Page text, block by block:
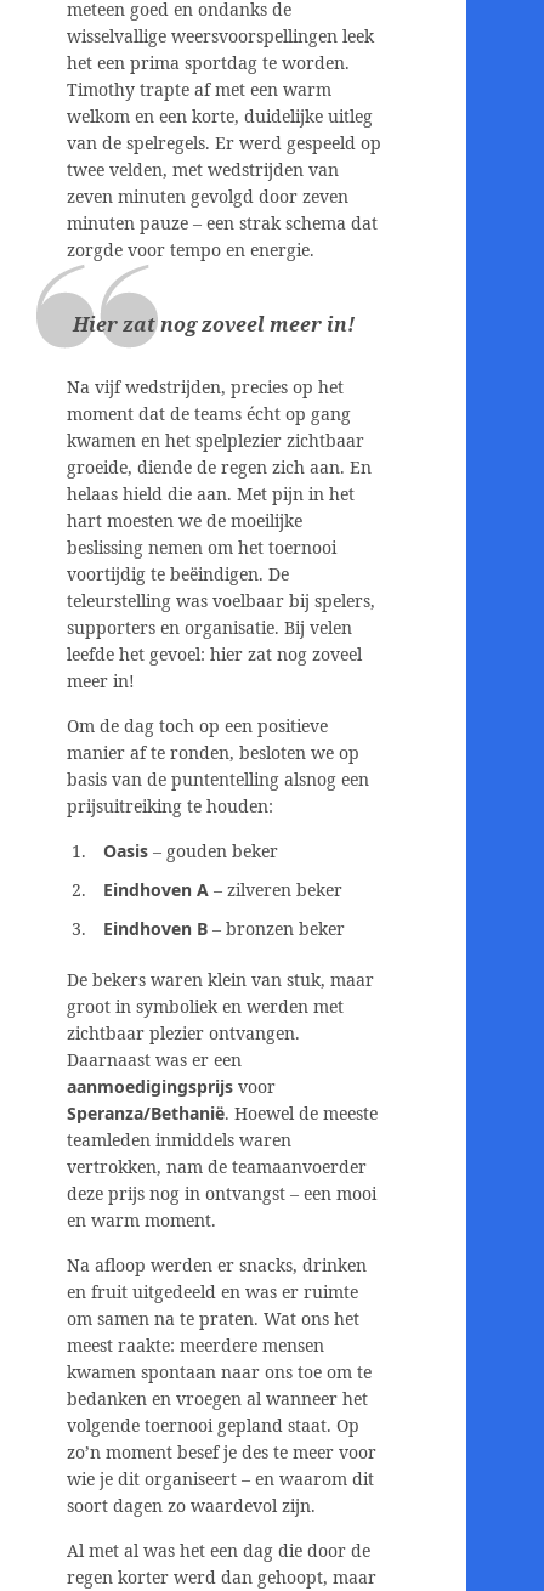
meteen goed en ondanks de
wisselvallige weersvoorspellingen leek
het een prima sportdag te worden.
Timothy trapte af met een warm
welkom en een korte, duidelijke uitleg
van de spelregels. Er werd gespeeld op
twee velden, met wedstrijden van
zeven minuten gevolgd door zeven
minuten pauze – een strak schema dat
zorgde voor tempo en energie.
Hier zat nog zoveel meer in!
Na vijf wedstrijden, precies op het
moment dat de teams écht op gang
kwamen en het spelplezier zichtbaar
groeide, diende de regen zich aan. En
helaas hield die aan. Met pijn in het
hart moesten we de moeilijke
beslissing nemen om het toernooi
voortijdig te beëindigen. De
teleurstelling was voelbaar bij spelers,
supporters en organisatie. Bij velen
leefde het gevoel: hier zat nog zoveel
meer in!
Om de dag toch op een positieve
manier af te ronden, besloten we op
basis van de puntentelling alsnog een
prijsuitreiking te houden:
Oasis – gouden beker
Eindhoven A – zilveren beker
Eindhoven B – bronzen beker
De bekers waren klein van stuk, maar
groot in symboliek en werden met
zichtbaar plezier ontvangen.
Daarnaast was er een
aanmoedigingsprijs voor
Speranza/Bethanië. Hoewel de meeste
teamleden inmiddels waren
vertrokken, nam de teamaanvoerder
deze prijs nog in ontvangst – een mooi
en warm moment.
Na afloop werden er snacks, drinken
en fruit uitgedeeld en was er ruimte
om samen na te praten. Wat ons het
meest raakte: meerdere mensen
kwamen spontaan naar ons toe om te
bedanken en vroegen al wanneer het
volgende toernooi gepland staat. Op
zo’n moment besef je des te meer voor
wie je dit organiseert – en waarom dit
soort dagen zo waardevol zijn.
Al met al was het een dag die door de
regen korter werd dan gehoopt, maar